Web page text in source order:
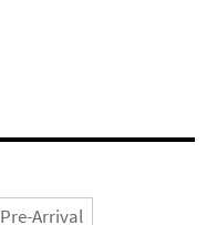
Pre-Arrival